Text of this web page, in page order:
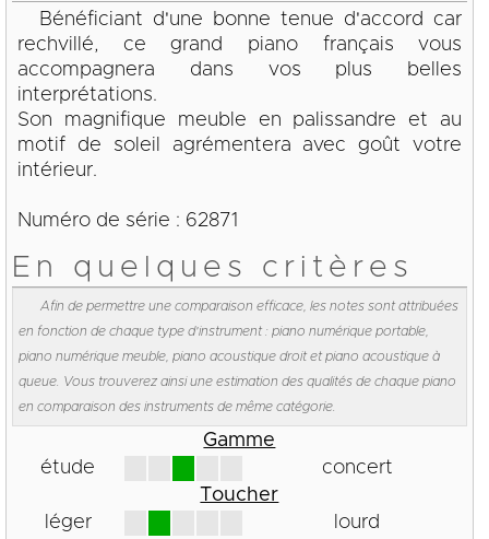
Bénéficiant d'une bonne tenue d'accord car
rechvillé, ce grand piano français vous
accompagnera dans vos plus belles
interprétations.
Son magnifique meuble en palissandre et au
motif de soleil agrémentera avec goût votre
intérieur.
Numéro de série : 62871
En quelques critères
Afin de permettre une comparaison efficace, les notes sont attribuées
en fonction de chaque type d'instrument : piano numérique portable,
piano numérique meuble, piano acoustique droit et piano acoustique à
queue. Vous trouverez ainsi une estimation des qualités de chaque piano
en comparaison des instruments de même catégorie.
Gamme
étude
concert
Toucher
léger
lourd